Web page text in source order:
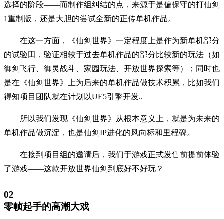
选择的阶段——而制作组纠结的点，来源于是偏保守的打仙剑
1重制版，还是大胆的尝试全新的正传单机作品。
在这一方面，《仙剑世界》一定程度上是作为新单机部分
的试验田，验证相较于过去单机作品的部分比较新的玩法（如
御剑飞行、御灵战斗、家园玩法、开放世界探索等）；同时也
是在《仙剑世界》上为后来的单机作品做技术积累，比如我们
得知项目团队就在计划以UE5引擎开发..
所以我们发现《仙剑世界》从根本意义上，就是为未来的
单机作品做沉淀，也是仙剑IP进化的风向标和里程碑。
在接到项目组的邀请后，我们于游戏正式发售前提前体验
了游戏——这款开放世界仙剑到底好不好玩？
02
零帧起手的高潮大戏